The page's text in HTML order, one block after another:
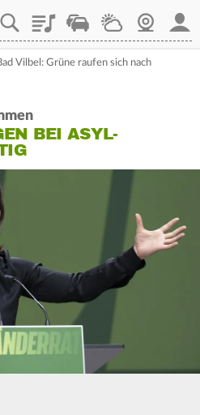
PlaylistStaupilotWetterWebcam
Vilbel: Grüne raufen sich nach
BEI ASYL-